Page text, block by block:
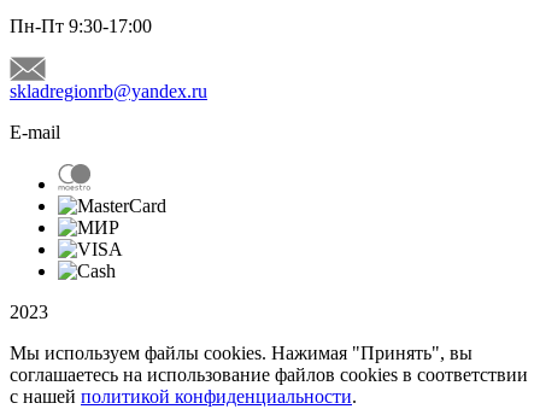
Пн-Пт 9:30-17:00
skladregionrb@yandex.ru
E-mail
2023
Мы используем файлы cookies. Нажимая "Принять", вы
соглашаетесь на использование файлов cookies в соответствии
с нашей политикой конфиденциальности.